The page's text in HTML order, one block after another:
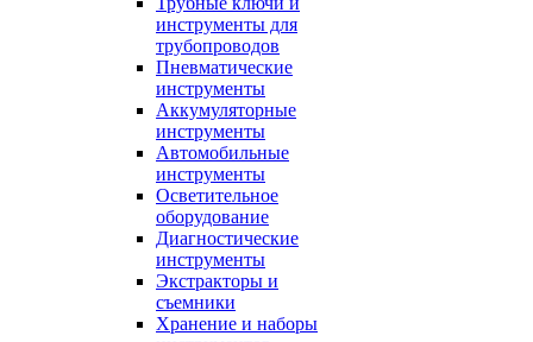
инструменты для
трубопроводов
Пневматические
инструменты
Аккумуляторные
инструменты
Автомобильные
инструменты
Осветительное
оборудование
Диагностические
инструменты
Экстракторы и
съемники
Хранение и наборы